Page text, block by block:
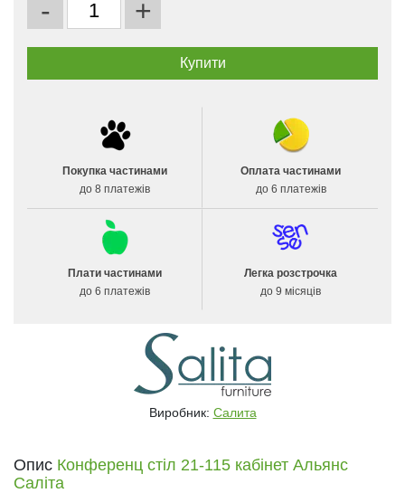
- +
Покупка частинами
до 8 платежів
Оплата частинами
до 6 платежів
Плати частинами
до 6 платежів
Легка розстрочка
до 9 місяців
Виробник: Салита
Опис Конференц стіл 21-115 кабінет Альянс
Саліта